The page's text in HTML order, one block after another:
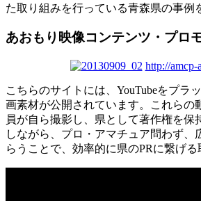
た取り組みを行っている青森県の事例
あおもり映像コンテンツ・プロ
http://amcp-
こちらのサイトには、YouTubeをプラ
画素材が公開されています。これらの
員が自ら撮影し、県として著作権を保
しながら、プロ・アマチュア問わず、
らうことで、効率的に県のPRに繋げる